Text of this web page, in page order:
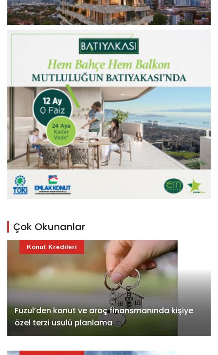
Çok Okunanlar
Fuzul’den konut ve araç finansmanında kişiye
özel terzi usulü planlama
Konut Kredileri